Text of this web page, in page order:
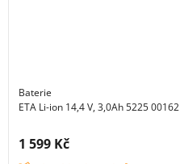
Baterie
ETA Li-ion 14,4 V, 3,0Ah 5225 00162
Cena s DPH:
1 599 Kč